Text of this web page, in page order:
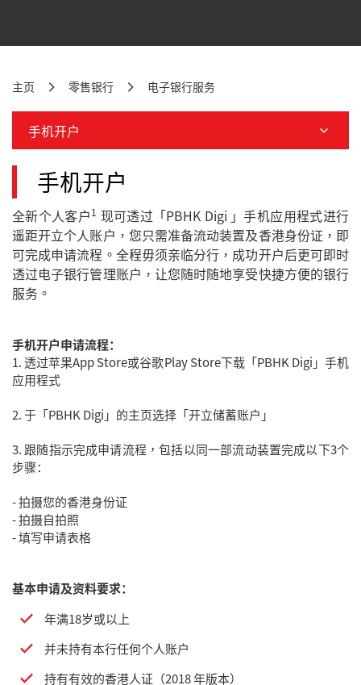
主页 零售银行 电子银行服务
手机开户
手机开户
全新个人客户1 现可透过「PBHK Digi 」手机应用程式进行
遥距开立个人账户，您只需准备流动装置及香港身份证，即
可完成申请流程。全程毋须亲临分行，成功开户后更可即时
透过电子银行管理账户，让您随时随地享受快捷方便的银行
服务。
手机开户申请流程：
1. 透过苹果App Store或谷歌Play Store下载「PBHK Digi」手机
应用程式
2. 于「PBHK Digi」的主页选择「开立储蓄账户」
3. 跟随指示完成申请流程，包括以同一部流动装置完成以下3个
步骤：
- 拍摄您的香港身份证
- 拍摄自拍照
- 填写申请表格
基本申请及资料要求：
年满18岁或以上
并未持有本行任何个人账户
持有有效的香港人证（2018 年版本）